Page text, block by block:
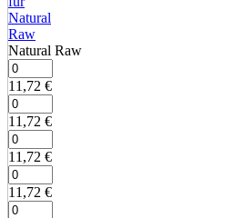
Natural Raw
11,72 €
11,72 €
11,72 €
11,72 €